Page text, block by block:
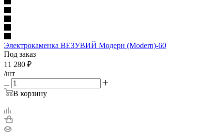
Электрокаменка ВЕЗУВИЙ Модерн (Modern)-60
Под заказ
11 280 ₽
/шт
В корзину